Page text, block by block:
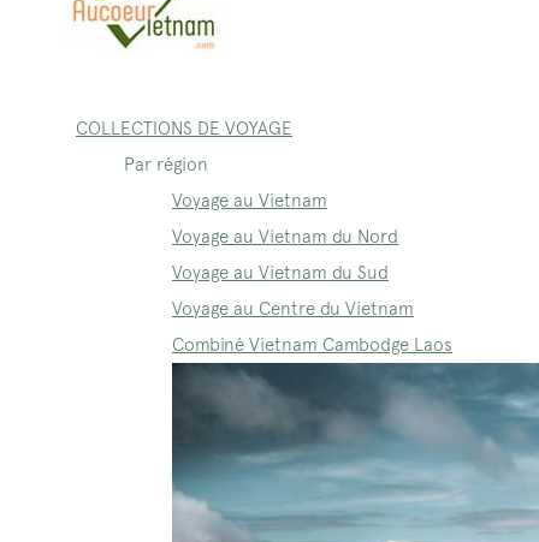
COLLECTIONS DE VOYAGE
Par région
Voyage au Vietnam
Voyage au Vietnam du Nord
Voyage au Vietnam du Sud
Voyage au Centre du Vietnam
Combiné Vietnam Cambodge Laos